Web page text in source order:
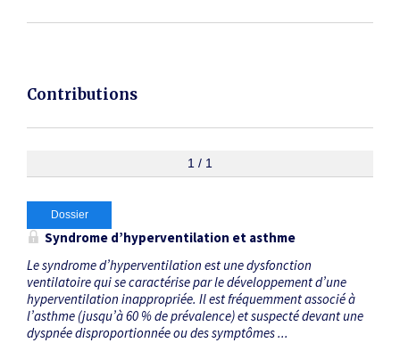
Contributions
1 / 1
Dossier
Syndrome d’hyperventilation et asthme
Le syndrome d’hyperventilation est une dysfonction
ventilatoire qui se caractérise par le développement d’une
hyperventilation inappropriée. Il est fréquemment associé à
l’asthme (jusqu’à 60 % de prévalence) et suspecté devant une
dyspnée disproportionnée ou des symptômes ...